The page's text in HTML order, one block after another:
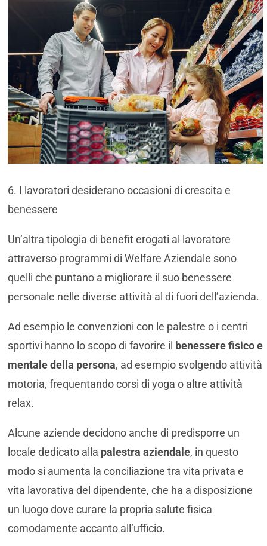
6. I lavoratori desiderano occasioni di crescita e
benessere
Un’altra tipologia di benefit erogati al lavoratore
attraverso programmi di Welfare Aziendale sono
quelli che puntano a migliorare il suo benessere
personale nelle diverse attività al di fuori dell’azienda.
Ad esempio le convenzioni con le palestre o i centri
sportivi hanno lo scopo di favorire il benessere fisico e
mentale della persona, ad esempio svolgendo attività
motoria, frequentando corsi di yoga o altre attività
relax.
Alcune aziende decidono anche di predisporre un
locale dedicato alla palestra aziendale, in questo
modo si aumenta la conciliazione tra vita privata e
vita lavorativa del dipendente, che ha a disposizione
un luogo dove curare la propria salute fisica
comodamente accanto all’ufficio.